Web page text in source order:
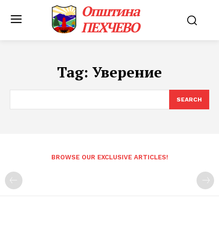
Општина
ПЕХЧЕВО
Tag: Уверение
SEARCH
BROWSE OUR EXCLUSIVE ARTICLES!